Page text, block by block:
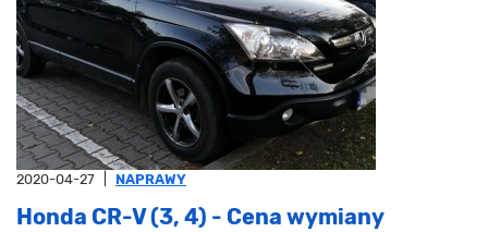
2020-04-27 NAPRAWY
Honda CR-V (3, 4) - Cena wymiany